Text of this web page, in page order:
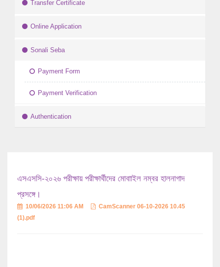
Transfer Certificate
Online Application
Sonali Seba
Payment Form
Payment Verification
Authentication
এসএসসি-২০২৬ পরীক্ষায় পরীক্ষার্থীদের মোবাাইল নম্বর হালনাগাদ
প্রসঙ্গে।
10/06/2026 11:06 AM
CamScanner 06-10-2026 10.45
(1).pdf